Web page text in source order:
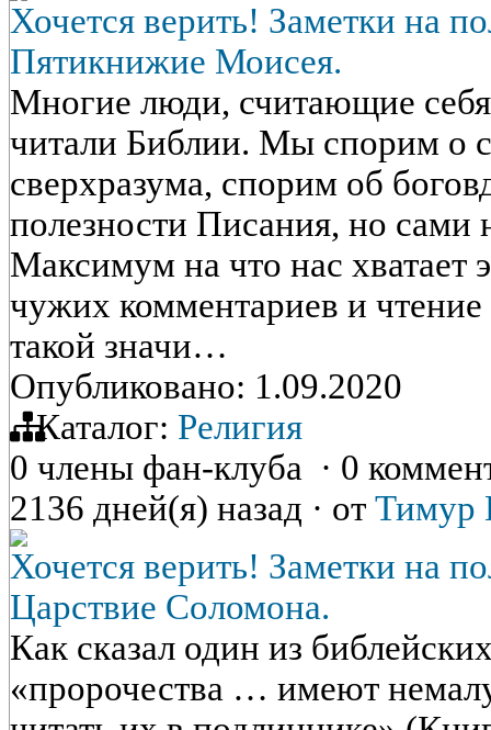
Хочется верить! Заметки на
Пятикнижие Моисея.
Многие люди, считающие
читали Библии. Мы спорим о
сверхразума, спорим об
полезности Писания, но сами
Максимум на что нас хватает
чужих комментариев и
такой значи…
Опубликовано: 1.09.2020
Каталог: Религия
0 члены фан-клуба · 0
2136 дней(я) назад · от Тимур
Хочется верить! Заметки на
Царствие Соломона.
Как сказал один из
«пророчества … имеют